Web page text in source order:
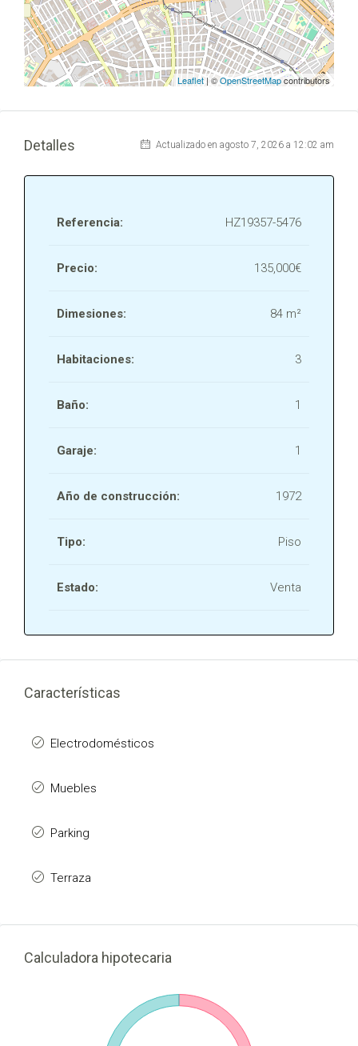
Leaflet | ©OpenStreetMapcontributors
Detalles Actualizado en agosto 7, 2026 a 12:02 am
Referencia: HZ19357-5476
Precio: 135,000€
Dimesiones: 84 m²
Habitaciones: 3
Baño: 1
Garaje: 1
Año de construcción: 1972
Tipo: Piso
Estado: Venta
Características
Electrodomésticos
Muebles
Parking
Terraza
Calculadora hipotecaria